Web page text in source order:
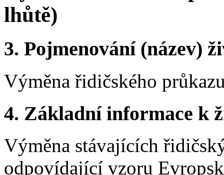
lhůtě)
3. Pojmenování (název)
Výměna řidičského
4. Základní informace k
Výměna stávajících
odpovídající vzoru